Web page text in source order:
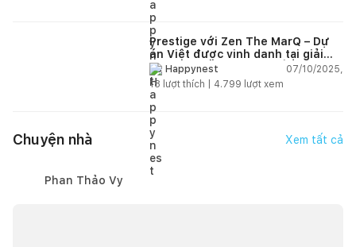
Prestige với Zen The MarQ – Dự
án Việt được vinh danh tại giải
thưởng kiến trúc châu Á 2025
Happynest
07/10/2025,
18 lượt thích | 4.799 lượt xem
Chuyện nhà Xem tất cả
Phan Thảo Vy